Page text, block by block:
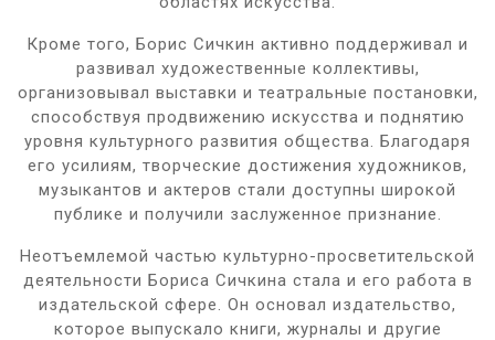
Кроме того, Борис Сичкин активно поддерживал и
развивал художественные коллективы,
организовывал выставки и театральные постановки,
способствуя продвижению искусства и поднятию
уровня культурного развития общества. Благодаря
его усилиям, творческие достижения художников,
музыкантов и актеров стали доступны широкой
публике и получили заслуженное признание.
Неотъемлемой частью культурно-просветительской
деятельности Бориса Сичкина стала и его работа в
издательской сфере. Он основал издательство,
которое выпускало книги, журналы и другие